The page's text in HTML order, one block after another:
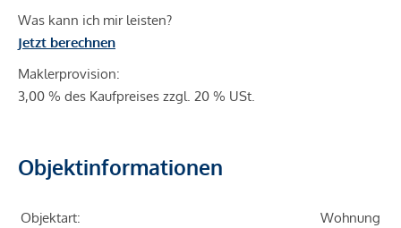
Was kann ich mir leisten?
Jetzt berechnen
Maklerprovision:
3,00 % des Kaufpreises zzgl. 20 % USt.
Objektinformationen
Objektart: Wohnung